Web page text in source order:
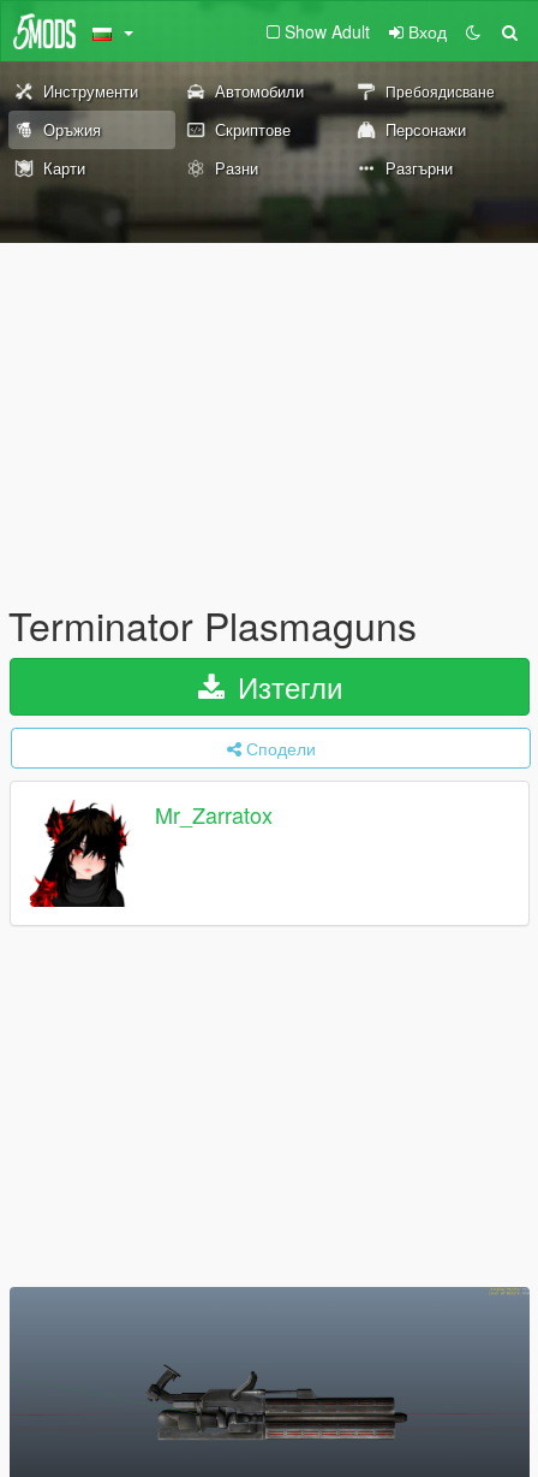
Show Adult Вход
Инструменти Автомобили Пребоядисване
Оръжия Скриптове
Персонажи
Карти
Разни Разгърни
Terminator Plasmaguns
Изтегли
Сподели
Mr_Zarratox